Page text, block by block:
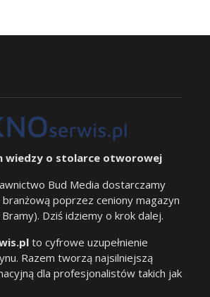
wiedzy o stolarce otworowej
Bud Media dostarczamy
poprzez ceniony magazyn
Dziś idziemy o krok dalej.
to cyfrowe uzupełnienie
Razem tworzą najsilniejszą
dla profesjonalistów takich jak